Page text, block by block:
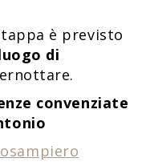
è previsto
di
convenziate